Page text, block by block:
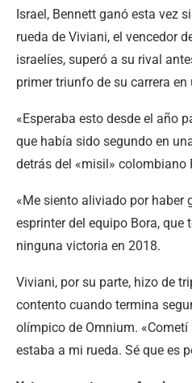
Israel, Bennett ganó esta vez
rueda de Viviani, el vencedor
israelíes, superó a su rival
primer triunfo de su carrera en
«Esperaba esto desde el año
que había sido segundo en
detrás del «misil» colombiano
«Me siento aliviado por haber
esprinter del equipo Bora,
ninguna victoria en 2018.
Viviani, por su parte, hizo de
contento cuando termina
olímpico de Omnium. «Cometí
estaba a mi rueda. Sé que es